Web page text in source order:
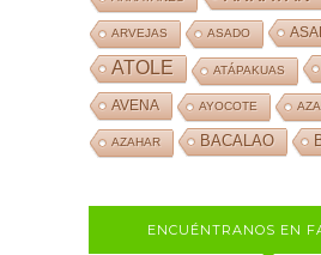
ARVEJAS ASADO
ATOLE ATÁPAKUAS
AVENA AYOCOTE
AZAHAR BACALAO
ENCUÉNTRANOS EN